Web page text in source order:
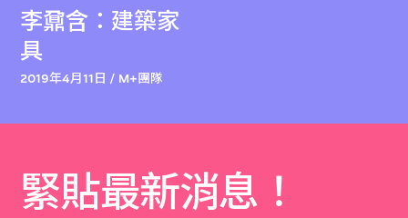
李鼐含：建築家
具
2019年4月11日 / M+團隊
緊貼最新消息！